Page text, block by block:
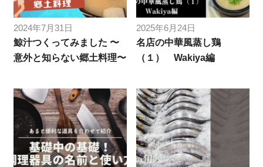
2024年7月31日
鯨汁つくってみました 〜
意外と知らない郷土料理〜
2025年6月24日
名店の中華風蒸し鶏
（１） Wakiya編